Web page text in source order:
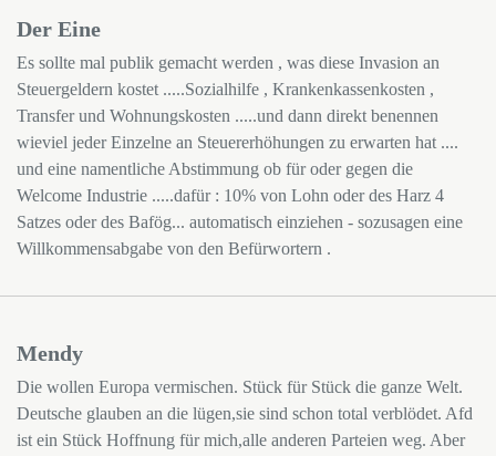
Der Eine
Es sollte mal publik gemacht werden , was diese Invasion an
Steuergeldern kostet .....Sozialhilfe , Krankenkassenkosten ,
Transfer und Wohnungskosten .....und dann direkt benennen
wieviel jeder Einzelne an Steuererhöhungen zu erwarten hat ....
und eine namentliche Abstimmung ob für oder gegen die
Welcome Industrie .....dafür : 10% von Lohn oder des Harz 4
Satzes oder des Bafög... automatisch einziehen - sozusagen eine
Willkommensabgabe von den Befürwortern .
Mendy
Die wollen Europa vermischen. Stück für Stück die ganze Welt.
Deutsche glauben an die lügen,sie sind schon total verblödet. Afd
ist ein Stück Hoffnung für mich,alle anderen Parteien weg. Aber